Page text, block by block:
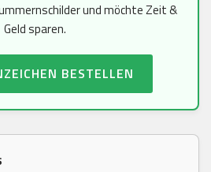
und möchte Zeit &
Geld sparen.
BESTELLEN